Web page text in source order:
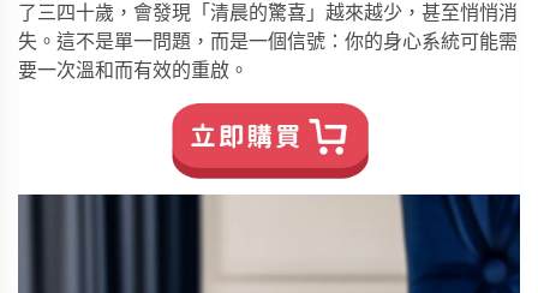
了三四十歲，會發現「清晨的驚喜」越來越少，甚至悄悄消
失。這不是單一問題，而是一個信號：你的身心系統可能需
要一次溫和而有效的重啟。